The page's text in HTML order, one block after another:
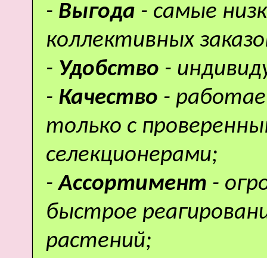
- Выгода - самые
коллективных
- Удобство -
- Качество -
только с
селекционерами;
-Ассортимент -
быстрое
растений;